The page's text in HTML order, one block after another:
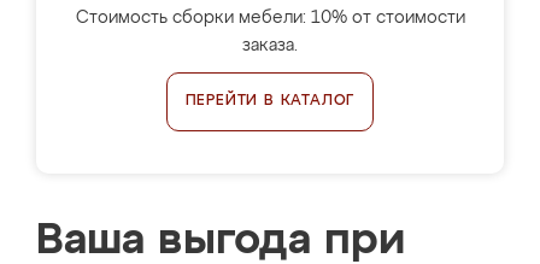
Стоимость сборки мебели: 10% от стоимости
заказа.
ПЕРЕЙТИ В КАТАЛОГ
Ваша выгода при